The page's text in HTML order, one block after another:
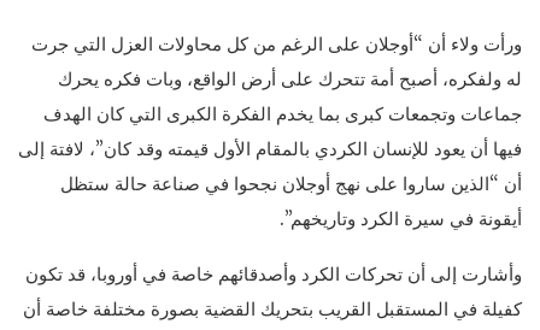
ورأت ولاء أن “أوجلان على الرغم من كل محاولات العزل التي جرت
له ولفكره، أصبح أمة تتحرك على أرض الواقع، وبات فكره يحرك
جماعات وتجمعات كبرى بما يخدم الفكرة الكبرى التي كان الهدف
فيها أن يعود للإنسان الكردي بالمقام الأول قيمته وقد كان”، لافتة إلى
أن “الذين ساروا على نهج أوجلان نجحوا في صناعة حالة ستظل
أيقونة في سيرة الكرد وتاريخهم”.
وأشارت إلى أن تحركات الكرد وأصدقائهم خاصة في أوروبا، قد تكون
كفيلة في المستقبل القريب بتحريك القضية بصورة مختلفة خاصة أن